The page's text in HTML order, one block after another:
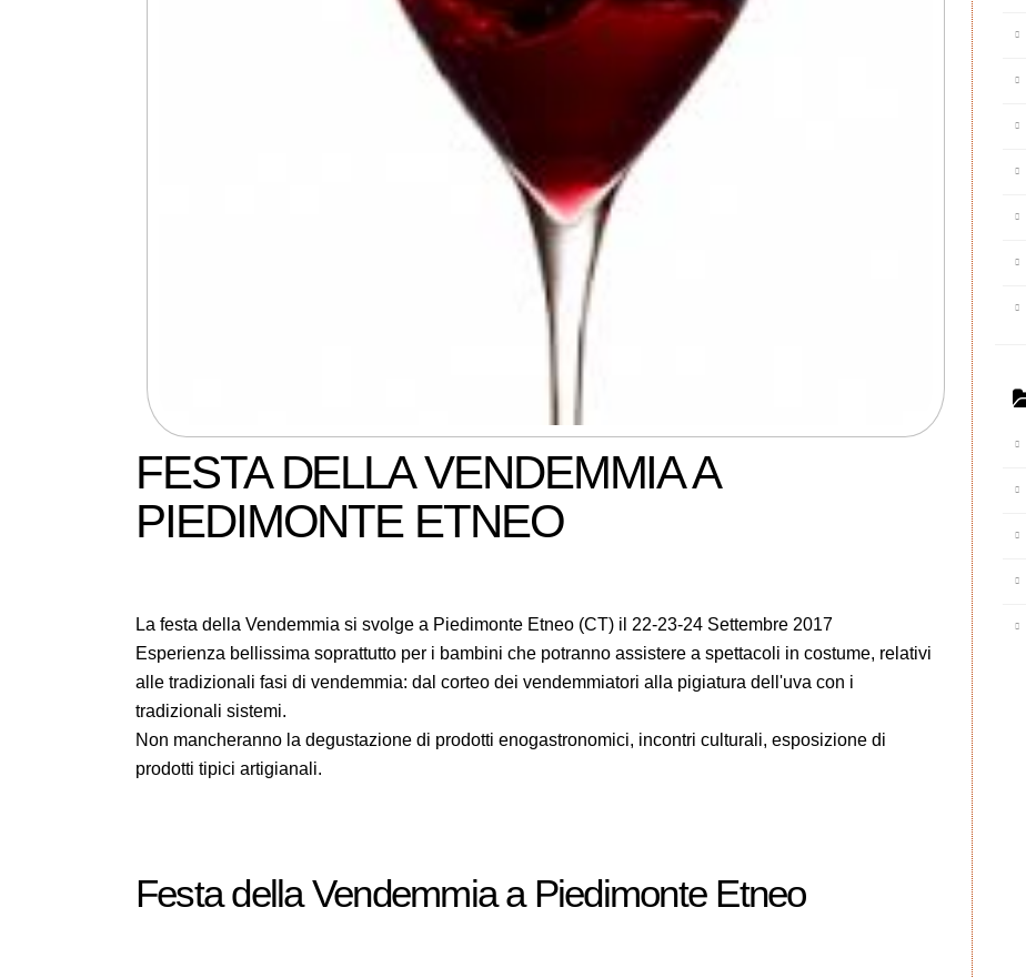
FESTA DELLA VENDEMMIA A
PIEDIMONTE ETNEO
La festa della Vendemmia si svolge a Piedimonte Etneo (CT) il 22-23-24 Settembre 2017
Esperienza bellissima soprattutto per i bambini che potranno assistere a spettacoli in costume, relativi
alle tradizionali fasi di vendemmia: dal corteo dei vendemmiatori alla pigiatura dell'uva con i
tradizionali sistemi.
Non mancheranno la degustazione di prodotti enogastronomici, incontri culturali, esposizione di
prodotti tipici artigianali.
Festa della Vendemmia a Piedimonte Etneo